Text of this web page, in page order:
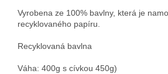
Vyrobena ze 100% bavlny, která je
recyklovaného papíru.
Recyklovaná bavlna
Váha: 400g s cívkou 450g)